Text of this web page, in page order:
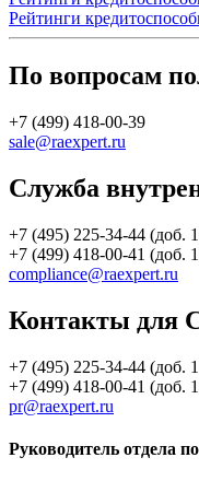
Рейтинги
По вопросам
+7 (499) 418-00-39
sale@raexpert.ru
Служба
+7 (495) 225-34-44 (доб.
+7 (499) 418-00-41 (доб.
compliance@raexpert.ru
Контакты
+7 (495) 225-34-44 (доб.
+7 (499) 418-00-41 (доб.
pr@raexpert.ru
Руководитель отдела